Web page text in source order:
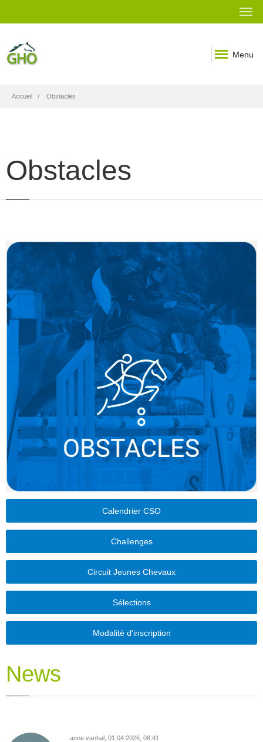
Menu
Fil
Accueil Obstacles
Obstacles
Calendrier CSO
Challenges
Circuit Jeunes Chevaux
Sélections
Modalité d'inscription
News
anne.vanhal, 01.04.2026, 08:41